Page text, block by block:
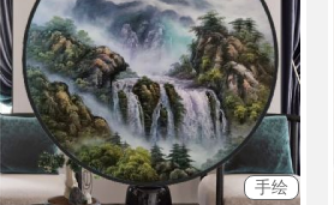
手绘